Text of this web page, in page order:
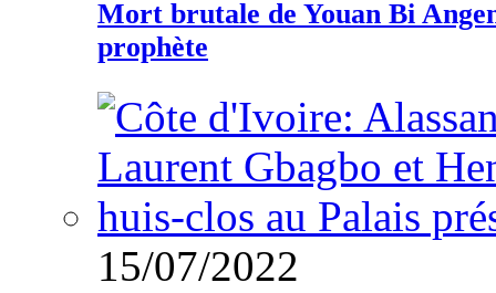
Mort brutale de Youan Bi
prophète
15/07/2022